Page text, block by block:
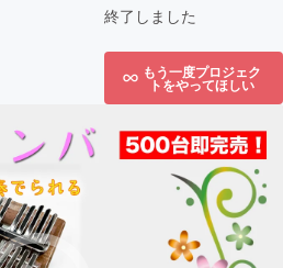
終了しました
もう一度プロジェク
トをやってほしい